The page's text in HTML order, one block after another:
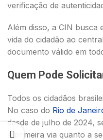
verificação de
Além disso, a CIN busca
vida do cidadão ao
documento válido em
Quem Pode
Todos os cidadãos
No caso do Rio de
desde de julho de 2024,
a primeira via quanto a